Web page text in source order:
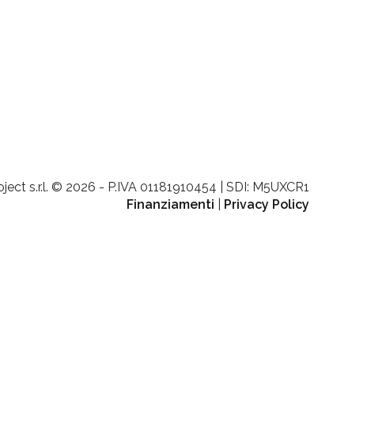
s.r.l. © 2026 - P.IVA 01181910454 | SDI: M5UXCR1
Finanziamenti
Privacy Policy